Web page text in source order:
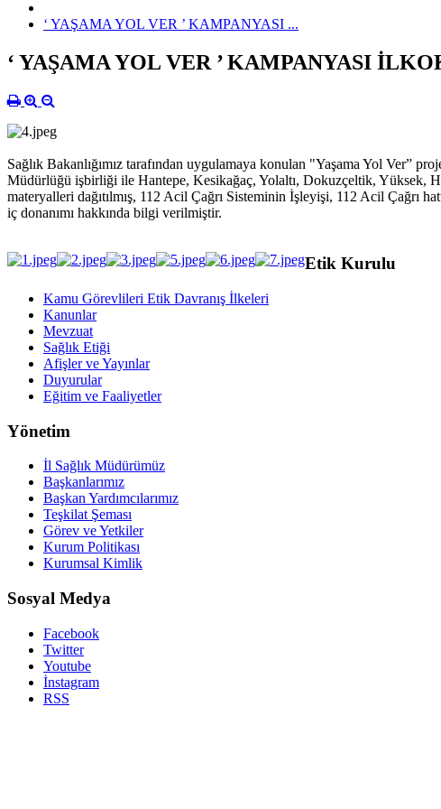
‘ YAŞAMA YOL VER ’ KAMPANYASI ...
‘ YAŞAMA YOL VER ’ KAMPANYASI
Sağlık Bakanlığımız tarafından uygulamaya konulan "Yaşama Yol Ver”
Müdürlüğü işbirliği ile Hantepe, Kesikağaç, Yolaltı, Dokuzçeltik, Yüksek,
materyalleri dağıtılmış, 112 Acil Çağrı Sisteminin İşleyişi, 112 Acil Çağrı
iç donanımı hakkında bilgi verilmiştir.
Etik Kurulu
Kamu Görevlileri Etik Davranış İlkeleri
Kanunlar
Mevzuat
Sağlık Etiği
Afişler ve Yayınlar
Duyurular
Eğitim ve Faaliyetler
Yönetim
İl Sağlık Müdürümüz
Başkanlarımız
Başkan Yardımcılarımız
Teşkilat Şeması
Görev ve Yetkiler
Kurum Politikası
Kurumsal Kimlik
Sosyal Medya
Facebook
Twitter
Youtube
İnstagram
RSS